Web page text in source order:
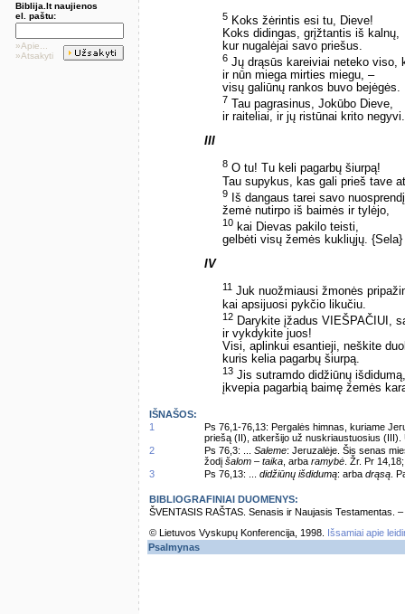
Biblija.lt naujienos
el. paštu:
»Apie...
»Atsakyti
5 Koks žėrintis esi tu, Dieve!
Koks didingas, grįžtantis iš kalnų,
kur nugalėjai savo priešus.
6 Jų drąsūs kareiviai neteko viso,
ir nūn miega mirties miegu, –
visų galiūnų rankos buvo bejėgės.
7 Tau pagrasinus, Jokūbo Dieve,
ir raiteliai, ir jų ristūnai krito negyvi.
III
8 O tu! Tu keli pagarbų šiurpą!
Tau supykus, kas gali prieš tave
9 Iš dangaus tarei savo
žemė nutirpo iš baimės ir tylėjo,
10 kai Dievas pakilo teisti,
gelbėti visų žemės kukliųjų. {Sela}
IV
11 Juk nuožmiausi žmonės
kai apsijuosi pykčio likučiu.
12 Darykite įžadus VIEŠPAČIUI,
ir vykdykite juos!
Visi, aplinkui esantieji, neškite
kuris kelia pagarbų šiurpą.
13 Jis sutramdo didžiūnų išdidumą,
įkvepia pagarbią baimę žemės
IŠNAŠOS:
1
Ps 76,1-76,13: Pergalės himnas, kuriame
priešą (II), atkeršijo už nuskriaustuosius
2
Ps 76,3: ... Saleme: Jeruzalėje. Šis senas
žodį šalom – taika , arba ramybė . Žr. Pr
3
Ps 76,13: ... didžiūnų išdidumą: arba drąsą .
BIBLIOGRAFINIAI DUOMENYS:
ŠVENTASIS RAŠTAS. Senasis ir Naujasis Testamentas.
© Lietuvos Vyskupų Konferencija, 1998.
Išsamiai apie
Psalmynas